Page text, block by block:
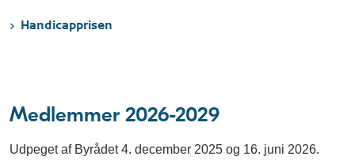
Handicapprisen
Medlemmer 2026-2029
Udpeget af Byrådet 4. december 2025 og 16. juni 2026.